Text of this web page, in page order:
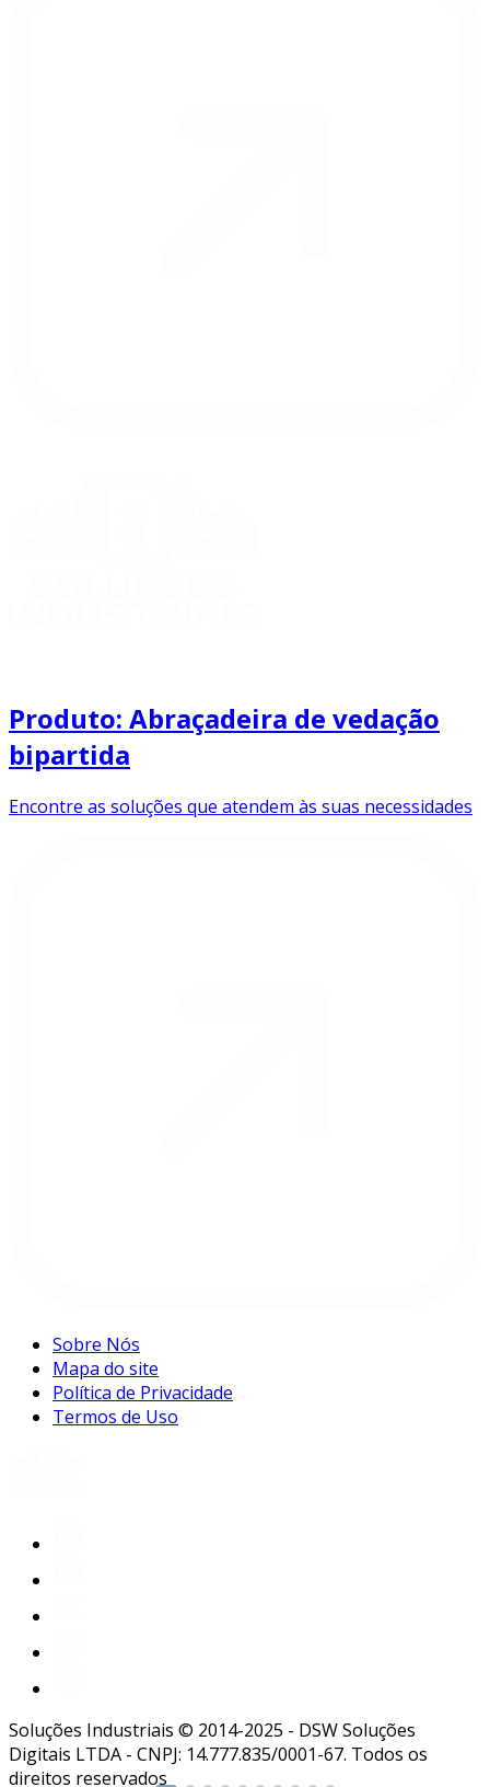
Produto: Abraçadeira de vedação
bipartida
Encontre as soluções que atendem às suas necessidades
Sobre Nós
Mapa do site
Política de Privacidade
Termos de Uso
Soluções Industriais © 2014-2025 - DSW Soluções
Digitais LTDA - CNPJ: 14.777.835/0001-67. Todos os
direitos reservados